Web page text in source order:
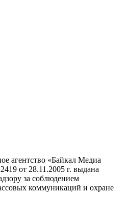
агентство «Байкал Медиа
от 28.11.2005 г. выдана
за соблюдением
коммуникаций и охране